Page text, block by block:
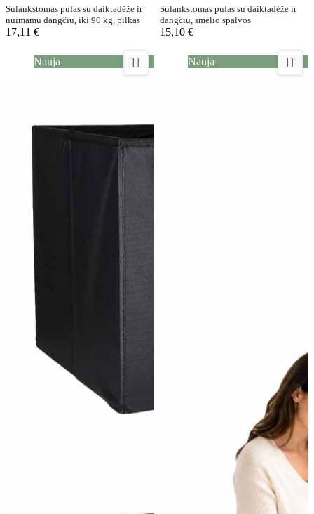
Sulankstomas pufas su daiktadėže ir
nuimamu dangčiu, iki 90 kg, pilkas
17,11 €
Sulankstomas pufas su daiktadėže ir
dangčiu, smėlio spalvos
15,10 €
Nauja  Nauja 